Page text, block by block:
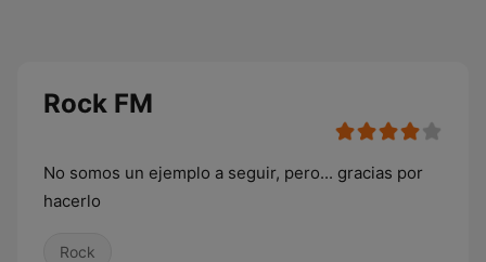
Rock FM
No somos un ejemplo a seguir, pero... gracias por
hacerlo
Rock